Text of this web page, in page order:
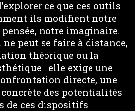
ce que ces outils
ils modifient notre
notre imaginaire.
peut se faire à distance,
théorique ou la
: elle exige une
directe, une
des potentialités
de ces dispositifs